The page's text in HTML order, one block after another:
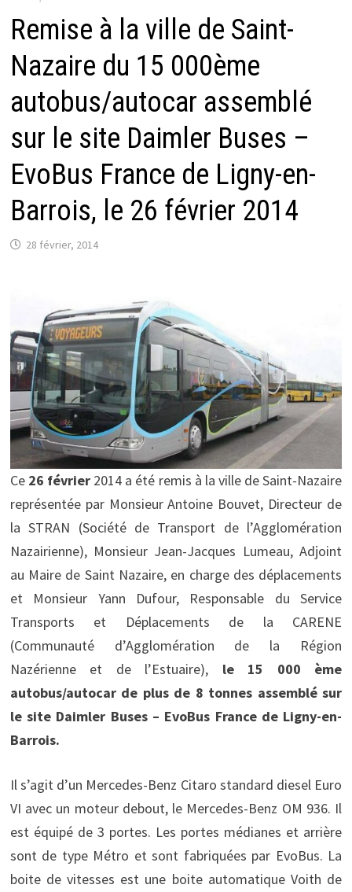
Remise à la ville de Saint-
Nazaire du 15 000ème
autobus/autocar assemblé
sur le site Daimler Buses –
EvoBus France de Ligny-en-
Barrois, le 26 février 2014
28 février, 2014
Ce 26 février 2014 a été remis à la ville de Saint-Nazaire
représentée par Monsieur Antoine Bouvet, Directeur de
la STRAN (Société de Transport de l’Agglomération
Nazairienne), Monsieur Jean-Jacques Lumeau, Adjoint
au Maire de Saint Nazaire, en charge des déplacements
et Monsieur Yann Dufour, Responsable du Service
Transports et Déplacements de la CARENE
(Communauté d’Agglomération de la Région
Nazérienne et de l’Estuaire), le 15 000 ème
autobus/autocar de plus de 8 tonnes assemblé sur
le site Daimler Buses – EvoBus France de Ligny-en-
Barrois.
Il s’agit d’un Mercedes-Benz Citaro standard diesel Euro
VI avec un moteur debout, le Mercedes-Benz OM 936. Il
est équipé de 3 portes. Les portes médianes et arrière
sont de type Métro et sont fabriquées par EvoBus. La
boite de vitesses est une boite automatique Voith de